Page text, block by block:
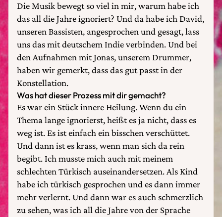
Die Musik bewegt so viel in mir, warum habe ich
das all die Jahre ignoriert? Und da habe ich David,
unseren Bassisten, angesprochen und gesagt, lass
uns das mit deutschem Indie verbinden. Und bei
den Aufnahmen mit Jonas, unserem Drummer,
haben wir gemerkt, dass das gut passt in der
Konstellation.
Was hat dieser Prozess mit dir gemacht?
Es war ein Stück innere Heilung. Wenn du ein
Thema lange ignorierst, heißt es ja nicht, dass es
weg ist. Es ist einfach ein bisschen verschüttet.
Und dann ist es krass, wenn man sich da rein
begibt. Ich musste mich auch mit meinem
schlechten Türkisch auseinandersetzen. Als Kind
habe ich türkisch gesprochen und es dann immer
mehr verlernt. Und dann war es auch schmerzlich
zu sehen, was ich all die Jahre von der Sprache